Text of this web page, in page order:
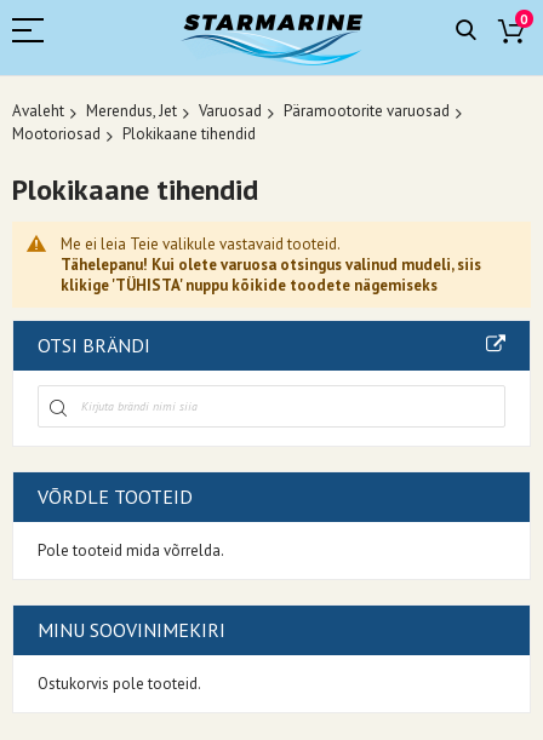
0
Avaleht Merendus, Jet Varuosad
Päramootorite varuosad
Mootoriosad
Plokikaane tihendid
Plokikaane tihendid
Me ei leia Teie valikule vastavaid tooteid.
Tähelepanu! Kui olete varuosa otsingus valinud mudeli, siis
klikige 'TÜHISTA' nuppu kõikide toodete nägemiseks
OTSI BRÄNDI
VÕRDLE TOOTEID
Pole tooteid mida võrrelda.
MINU SOOVINIMEKIRI
Ostukorvis pole tooteid.